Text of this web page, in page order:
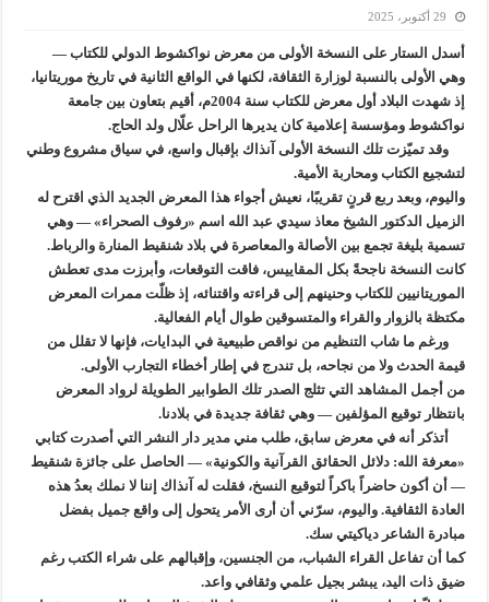
29 أكتوبر، 2025
أسدل الستار على النسخة الأولى من معرض نواكشوط الدولي للكتاب —
وهي الأولى بالنسبة لوزارة الثقافة، لكنها في الواقع الثانية في تاريخ موريتانيا،
إذ شهدت البلاد أول معرض للكتاب سنة 2004م، أقيم بتعاون بين جامعة
نواكشوط ومؤسسة إعلامية كان يديرها الراحل علّال ولد الحاج.
وقد تميّزت تلك النسخة الأولى آنذاك بإقبال واسع، في سياق مشروع وطني
لتشجيع الكتاب ومحاربة الأمية.
واليوم، وبعد ربع قرنٍ تقريبًا، نعيش أجواء هذا المعرض الجديد الذي اقترح له
الزميل الدكتور الشيخ معاذ سيدي عبد الله اسم «رفوف الصحراء» — وهي
تسمية بليغة تجمع بين الأصالة والمعاصرة في بلاد شنقيط المنارة والرباط.
كانت النسخة ناجحةً بكل المقاييس، فاقت التوقعات، وأبرزت مدى تعطش
الموريتانيين للكتاب وحنينهم إلى قراءته واقتنائه، إذ ظلّت ممرات المعرض
مكتظة بالزوار والقراء والمتسوقين طوال أيام الفعالية.
ورغم ما شاب التنظيم من نواقص طبيعية في البدايات، فإنها لا تقلل من
قيمة الحدث ولا من نجاحه، بل تندرج في إطار أخطاء التجارب الأولى.
من أجمل المشاهد التي تثلج الصدر تلك الطوابير الطويلة لرواد المعرض
بانتظار توقيع المؤلفين — وهي ثقافة جديدة في بلادنا.
أتذكر أنه في معرض سابق، طلب مني مدير دار النشر التي أصدرت كتابي
«معرفة الله: دلائل الحقائق القرآنية والكونية» — الحاصل على جائزة شنقيط
— أن أكون حاضراً باكراً لتوقيع النسخ، فقلت له آنذاك إننا لا نملك بعدُ هذه
العادة الثقافية. واليوم، سرّني أن أرى الأمر يتحول إلى واقع جميل بفضل
مبادرة الشاعر دياكيتي سك.
كما أن تفاعل القراء الشباب، من الجنسين، وإقبالهم على شراء الكتب رغم
ضيق ذات اليد، يبشر بجيل علمي وثقافي واعد.